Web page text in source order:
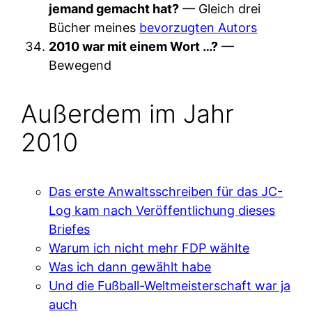
jemand gemacht hat? — Gleich drei
Bücher meines bevorzugten Autors
2010 war mit einem Wort …? —
Bewegend
Außerdem im Jahr
2010
Das erste Anwaltsschreiben für das JC-
Log kam nach Veröffentlichung dieses
Briefes
Warum ich nicht mehr FDP wählte
Was ich dann gewählt habe
Und die Fußball-Weltmeisterschaft war ja
auch